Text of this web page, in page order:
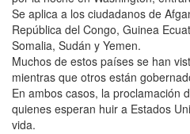
Se aplica a los ciudadanos de
República del Congo, Guinea
Somalia, Sudán y Yemen.
Muchos de estos países se han
mientras que otros están
En ambos casos, la proclamación
quienes esperan huir a Estados
vida.